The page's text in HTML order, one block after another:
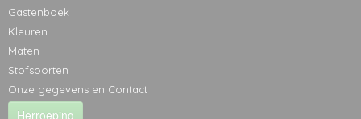
Gastenboek
Kleuren
Maten
Stofsoorten
Onze gegevens en Contact
Herroeping